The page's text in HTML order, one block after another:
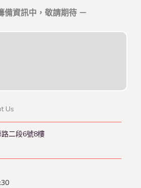
備資訊中，敬請期待 －
Us
二段6號8樓